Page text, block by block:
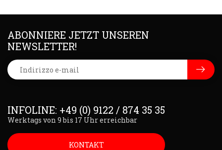
INFOLINE: +49 (0) 9122 / 874 35 35
Werktags von 9 bis 17 Uhr erreichbar
KONTAKT
ABONNIERE JETZT UNSEREN
NEWSLETTER!